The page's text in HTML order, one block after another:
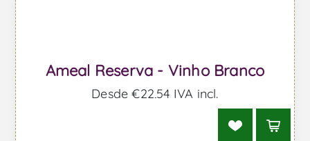
Ameal Reserva - Vinho Branco
Desde €22,54 IVA incl.